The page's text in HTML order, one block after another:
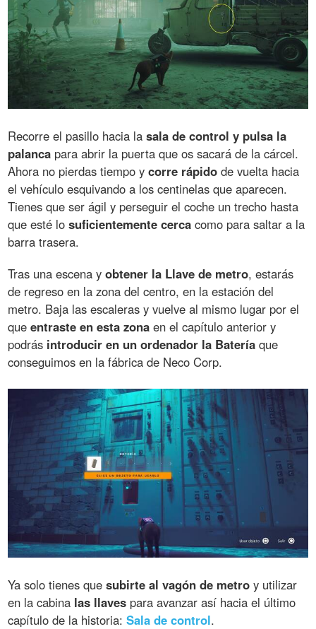
Recorre el pasillo hacia lasala de control y pulsa la
palanca para abrir la puerta que os sacará de la cárcel.
Ahora no pierdas tiempo ycorre rápido de vuelta hacia
el vehículo esquivando a los centinelas que aparecen.
Tienes que ser ágil y perseguir el coche un trecho hasta
que esté losuficientemente cerca como para saltar a la
barra trasera.
Tras una escena yobtener la Llave de metro, estarás
de regreso en la zona del centro, en la estación del
metro. Baja las escaleras y vuelve al mismo lugar por el
queentraste en esta zona en el capítulo anterior y
podrás introducir en un ordenador la Batería que
conseguimos en la fábrica de Neco Corp.
Ya solo tienes quesubirte al vagón de metro y utilizar
en la cabina las llaves para avanzar así hacia el último
capítulo de la historia:Sala de control.